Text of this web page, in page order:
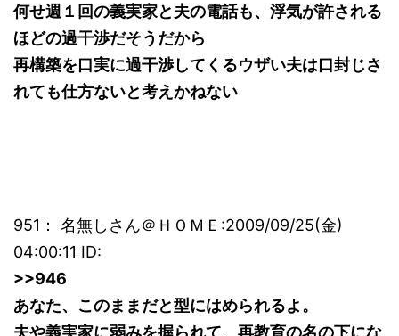
何せ週１回の義実家と夫の電話も、浮気が許される
ほどの過干渉だそうだから
再構築を口実に過干渉してくるウザい夫は口封じさ
れても仕方ないと考えかねない
951： 名無しさん＠ＨＯＭＥ:2009/09/25(金)
04:00:11 ID:
>>946
あなた、このままだと型にはめられるよ。
夫や義実家に弱みを握られて、再教育の名の下にな